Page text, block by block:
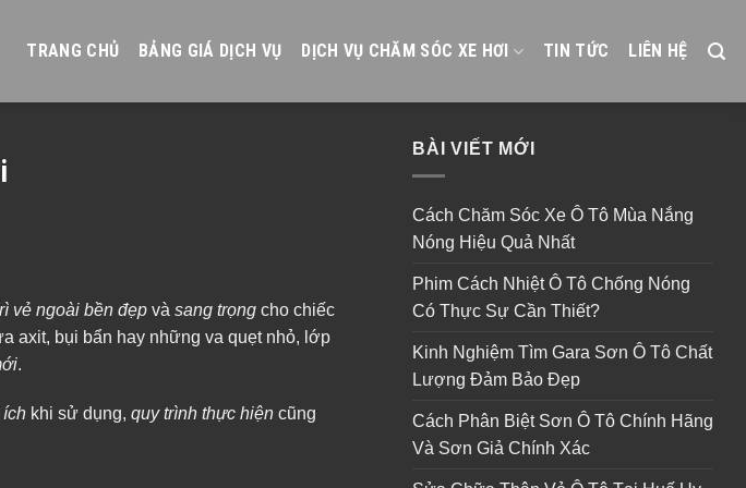
TRANG CHỦ BẢNG GIÁ DỊCH VỤ DỊCH VỤ CHĂM SÓC XE HƠI TIN TỨC LIÊN HỆ
vẻ ngoài bền đẹp và sang trọng cho chiếc
axit, bụi bẩn hay những va quẹt nhỏ, lớp
.
khi sử dụng, quy trình thực hiện cũng
BÀI VIẾT MỚI
Cách Chăm Sóc Xe Ô Tô Mùa Nắng
Nóng Hiệu Quả Nhất
Phim Cách Nhiệt Ô Tô Chống Nóng
Có Thực Sự Cần Thiết?
Kinh Nghiệm Tìm Gara Sơn Ô Tô Chất
Lượng Đảm Bảo Đẹp
Cách Phân Biệt Sơn Ô Tô Chính Hãng
Và Sơn Giả Chính Xác